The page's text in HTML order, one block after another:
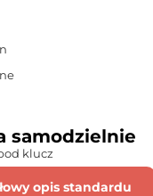
samodzielnie
klucz
opis standardu